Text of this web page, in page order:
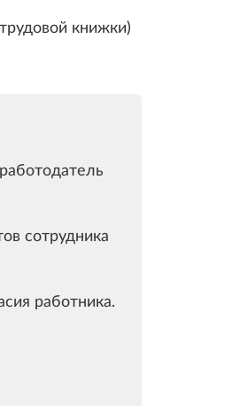
книжки)
сотрудника
работника.